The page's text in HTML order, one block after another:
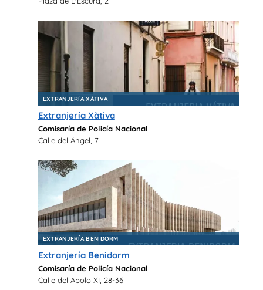
EXTRANJERÍA XÀTIVA
Extranjería Xàtiva
Comisaría de Policía Nacional
Calle del Ángel, 7
EXTRANJERÍA BENIDORM
Extranjería Benidorm
Comisaría de Policía Nacional
Calle del Apolo XI, 28-36